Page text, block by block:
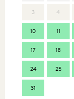
3 4
10 11
17 18
24 25
31